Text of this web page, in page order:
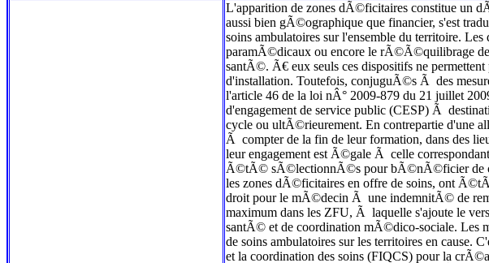
L'apparition de zones dÃ©ficitaires constitue un
aussi bien gÃ©ographique que financier, s'est
soins ambulatoires sur l'ensemble du territoire.
paramÃ©dicaux ou encore le rÃ©Ã©quilibrage
santÃ©. Ã€ eux seuls ces dispositifs ne
d'installation. Toutefois, conjuguÃ©s Ã des
l'article 46 de la loi nÂ° 2009-879 du 21 juillet
d'engagement de service public (CESP) Ã
cycle ou ultÃ©rieurement. En contrepartie d'une
Ã compter de la fin de leur formation, dans des
leur engagement est Ã©gale Ã celle
Ã©tÃ© sÃ©lectionnÃ©s pour bÃ©nÃ©ficier de ce
les zones dÃ©ficitaires en offre de soins, ont
droit pour le mÃ©decin Ã une indemnitÃ© de
maximum dans les ZFU, Ã laquelle s'ajoute le
santÃ© et de coordination mÃ©dico-sociale. Les
de soins ambulatoires sur les territoires en
et la coordination des soins (FIQCS) pour la